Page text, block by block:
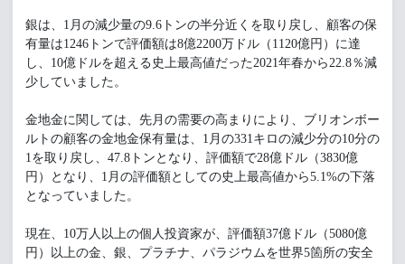
銀は、1月の減少量の9.6トンの半分近くを取り戻し、顧客の保
有量は1246トンで評価額は8億2200万ドル（1120億円）に達
し、10億ドルを超える史上最高値だった2021年春から22.8％減
少していました。
金地金に関しては、先月の需要の高まりにより、ブリオンボー
ルトの顧客の金地金保有量は、1月の331キロの減少分の10分の
1を取り戻し、47.8トンとなり、評価額で28億ドル（3830億
円）となり、1月の評価額としての史上最高値から5.1%の下落
となっていました。
現在、10万人以上の個人投資家が、評価額37億ドル（5080億
円）以上の金、銀、プラチナ、パラジウムを世界5箇所の安全